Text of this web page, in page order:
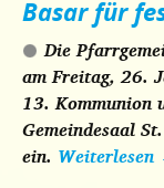
Basar für
Die
am Freitag, 26.
13. Kommunion
Gemeindesaal
ein. Weiterlesen